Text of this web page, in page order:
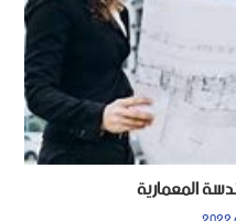
المعمارية